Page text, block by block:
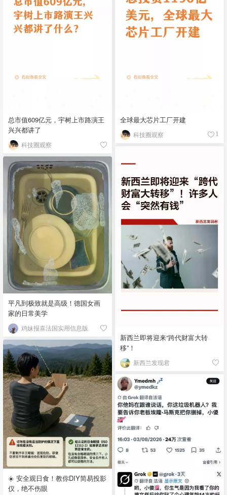
总市值609亿元，宇树上市路演王
兴兴都讲了
科技圈观察
全球最大芯片工厂开建
科技圈观察 1
新西兰即将迎来“跨代财富大转
移”！
新西兰发现君
平凡到极致就是高级！德国女画
家的日常美学
鸡妹报喜法国实用信息版
☀️ 安全观日食！教你DIY简易投影
仪，绝不伤眼